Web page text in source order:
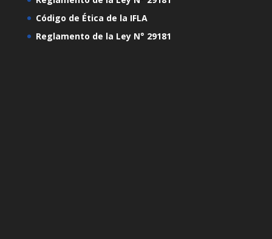
Código de Ética de la IFLA
Reglamento de la Ley N° 29181